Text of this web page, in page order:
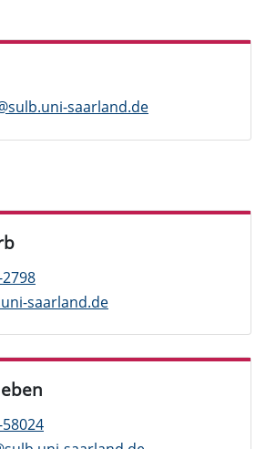
saarland.de
saarland.de